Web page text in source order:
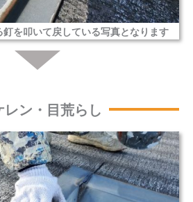
を叩いて戻している写真となります
レン・目荒らし